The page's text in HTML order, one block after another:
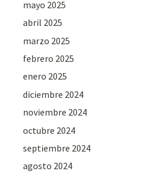
mayo 2025
abril 2025
marzo 2025
febrero 2025
enero 2025
diciembre 2024
noviembre 2024
octubre 2024
septiembre 2024
agosto 2024